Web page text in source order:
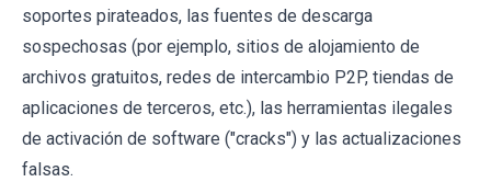
soportes pirateados, las fuentes de descarga
sospechosas (por ejemplo, sitios de alojamiento de
archivos gratuitos, redes de intercambio P2P, tiendas de
aplicaciones de terceros, etc.), las herramientas ilegales
de activación de software ("cracks") y las actualizaciones
falsas.